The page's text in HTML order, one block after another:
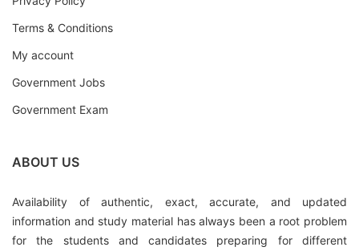
Terms & Conditions
My account
Government Jobs
Government Exam
ABOUT US
Availability of authentic, exact, accurate, and updated
information and study material has always been a root problem
for the students and candidates preparing for different